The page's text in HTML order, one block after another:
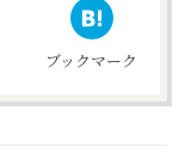
ブックマーク